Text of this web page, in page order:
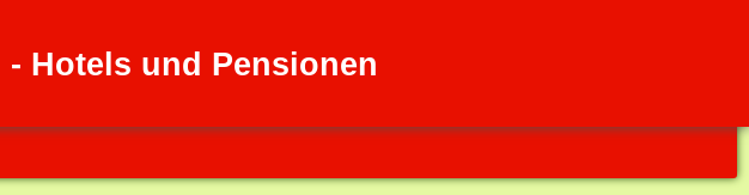
- Hotels und Pensionen